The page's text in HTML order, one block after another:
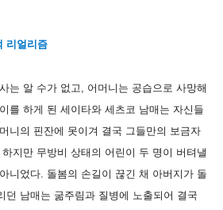
리얼리즘
는 알 수가 없고, 어머니는 공습으로 사망해
를 하게 된 세이타와 세츠코 남매는 자신들
니의 핀잔에 못이겨 결국 그들만의 보금자
지만 무방비 상태의 어린이 두 명이 버텨낼
니었다. 돌봄의 손길이 끊긴 채 아버지가 돌
던 남매는 굶주림과 질병에 노출되어 결국